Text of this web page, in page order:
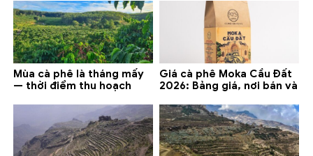
Mùa cà phê là tháng mấy
— thời điểm thu hoạch
Giá cà phê Moka Cầu Đất
2026: Bảng giá, nơi bán và